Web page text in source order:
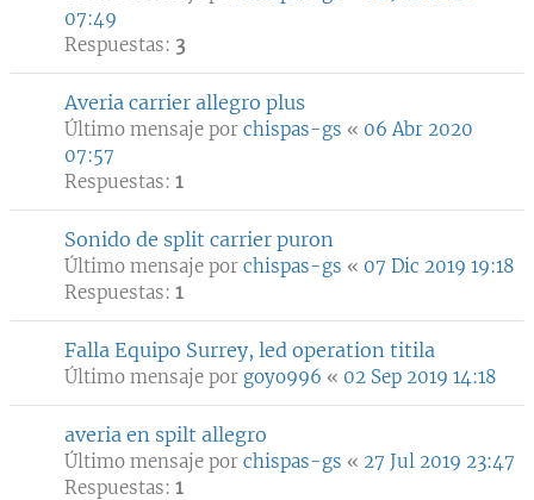
07:49
Respuestas: 3
Averia carrier allegro plus
Último mensaje por chispas-gs « 06 Abr 2020
07:57
Respuestas: 1
Sonido de split carrier puron
Último mensaje por chispas-gs « 07 Dic 2019 19:18
Respuestas: 1
Falla Equipo Surrey, led operation titila
Último mensaje por goyo996 « 02 Sep 2019 14:18
averia en spilt allegro
Último mensaje por chispas-gs « 27 Jul 2019 23:47
Respuestas: 1